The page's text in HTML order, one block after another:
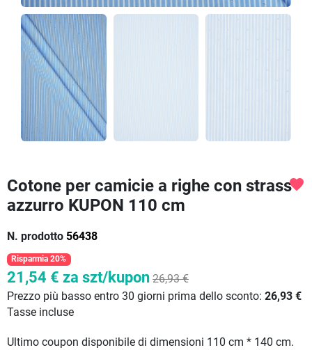
Cotone per camicie a righe con strass
azzurro KUPON 110 cm
N. prodotto 56438
favorite
Risparmia 20%
21,54 € za szt/kupon 26,93 €
Prezzo più basso entro 30 giorni prima dello sconto: 26,93 €
Tasse incluse
Ultimo coupon disponibile di dimensioni 110 cm * 140 cm.